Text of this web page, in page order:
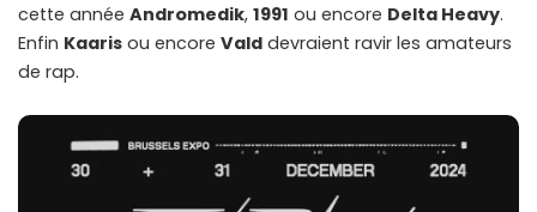
cette année Andromedik, 1991 ou encore Delta Heavy.
Enfin Kaaris ou encore Vald devraient ravir les amateurs
de rap.